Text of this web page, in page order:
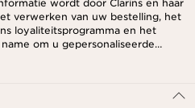
wordt door Clarins en haar
verwerken van uw bestelling, het
loyaliteitsprogramma en het
om u gepersonaliseerde